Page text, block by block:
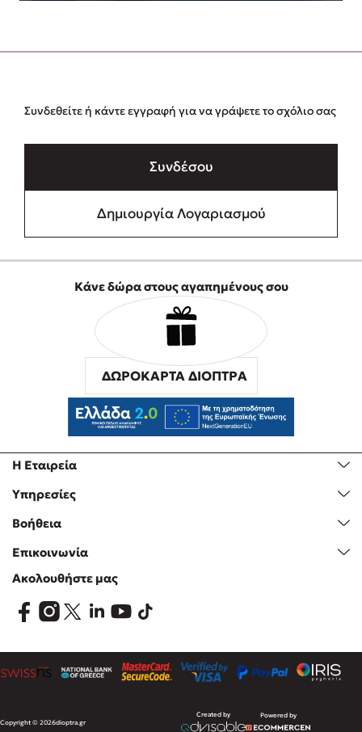
Συνδεθείτε ή κάντε εγγραφή για να γράψετε το σχόλιο σας
Συνδέσου
Δημιουργία Λογαριασμού
Η Εταιρεία
Υπηρεσίες
Βοήθεια
Επικοινωνία
Κάνε δώρα στους αγαπημένους σου
ΔΩΡΟΚΑΡΤΑ ΔΙΟΠΤΡΑ
Ακολουθήστε μας
Copyright © 2026dioptra.gr
Created by Powered by